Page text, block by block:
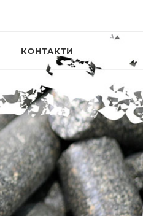
КОНТАКТИ